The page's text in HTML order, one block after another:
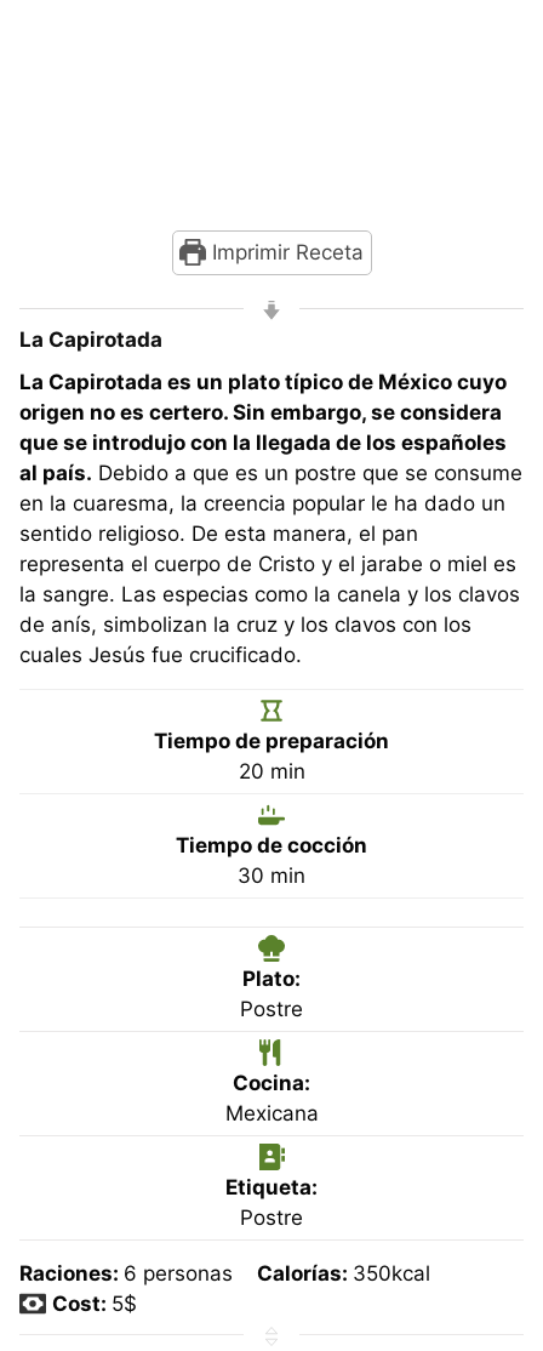
Imprimir Receta
La Capirotada
La Capirotada es un plato típico de México cuyo
origen no es certero. Sin embargo, se considera
que se introdujo con la llegada de los españoles
al país. Debido a que es un postre que se consume
en la cuaresma, la creencia popular le ha dado un
sentido religioso. De esta manera, el pan
representa el cuerpo de Cristo y el jarabe o miel es
la sangre. Las especias como la canela y los clavos
de anís, simbolizan la cruz y los clavos con los
cuales Jesús fue crucificado.
Tiempo de preparación
20minutos
min
Tiempo de cocción
30 minutos
min
Plato:
Postre
Cocina:
Mexicana
Etiqueta:
Postre
Raciones: 6 personas Calorías: 350kcal
Cost: 5$